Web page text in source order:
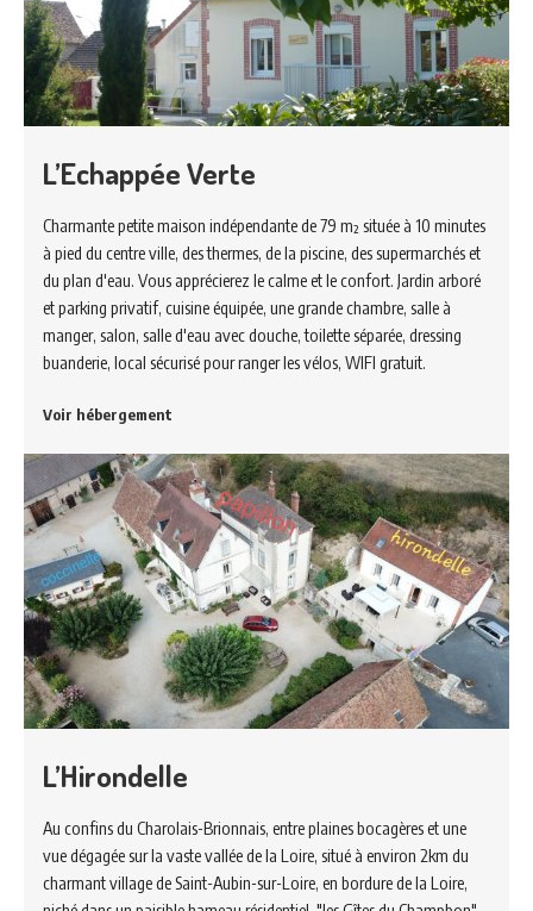
L’Echappée Verte
Charmante petite maison indépendante de 79 m² située à 10 minutes
à pied du centre ville, des thermes, de la piscine, des supermarchés et
du plan d'eau. Vous apprécierez le calme et le confort. Jardin arboré
et parking privatif, cuisine équipée, une grande chambre, salle à
manger, salon, salle d'eau avec douche, toilette séparée, dressing
buanderie, local sécurisé pour ranger les vélos, WIFI gratuit.
Voir hébergement
L’Hirondelle
Au confins du Charolais-Brionnais, entre plaines bocagères et une
vue dégagée sur la vaste vallée de la Loire, situé à environ 2km du
charmant village de Saint-Aubin-sur-Loire, en bordure de la Loire,